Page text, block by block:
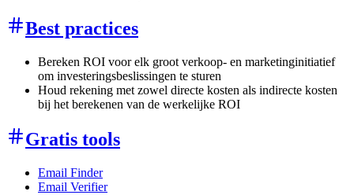
Best practices
Bereken ROI voor elk groot verkoop- en marketinginitiatief
om investeringsbeslissingen te sturen
Houd rekening met zowel directe kosten als indirecte kosten
bij het berekenen van de werkelijke ROI
Gratis tools
Email Finder
Email Verifier